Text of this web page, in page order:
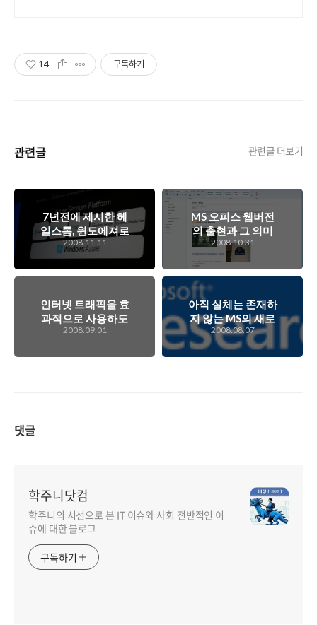
14 구독하기
관련글 관련글 더보기
7년전에 제시한 헤
일스톰, 윈도에져로
결실을 맺다
2008.11.11
MS 오피스 웹버전
의 출현과 그 의미
는?
2008.10.31
인터넷 트래픽을 효
과적으로 사용하도
록 노력해야 할 필요
2008.09.01
아직 실체는 존재하
지 않는 MS의 새로
운 OS 프로젝트 '미
도리'
2008.08.07
댓글
학주니닷컴
학주니의 시선으로 본 IT 이슈와 사회 전반적인 이
슈에 대한 블로그
구독하기